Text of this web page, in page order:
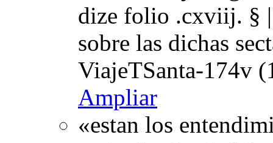
dize folio .cxviij. § |
sobre las dichas
ViajeTSanta-174v
Ampliar
«estan los